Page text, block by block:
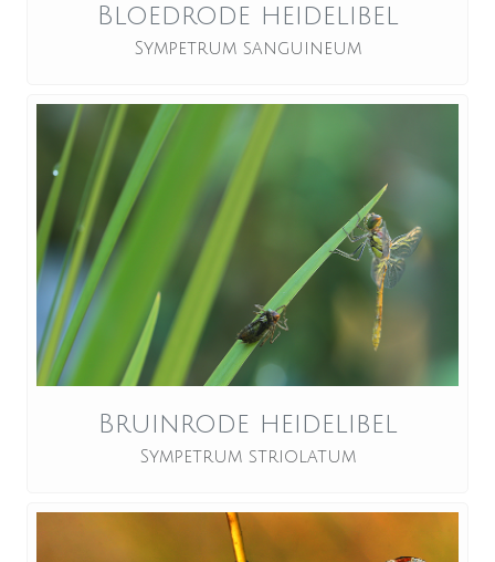
Bloedrode heidelibel
Sympetrum sanguineum
Bruinrode heidelibel
Sympetrum striolatum